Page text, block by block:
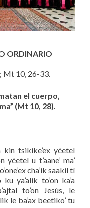
ORDINARIO
Mt 10, 26-33.
el cuerpo,
(Mt 10, 28).
kin tsikike’ex yéetel
yéetel u t’aane’ ma’
cha’ik saakil tí
ya’alik to’on ka’a
to’on Jesús, le
le ba’ax beetiko’ tu